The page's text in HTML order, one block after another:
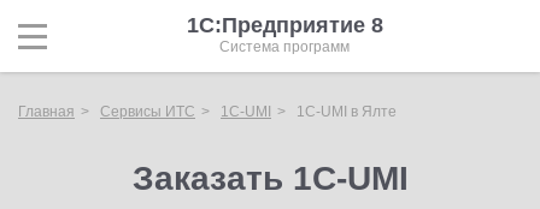
1С:Предприятие 8
Система программ
Главная Сервисы ИТС 1C-UMI 1C-UMI в Ялте
Заказать 1C-UMI